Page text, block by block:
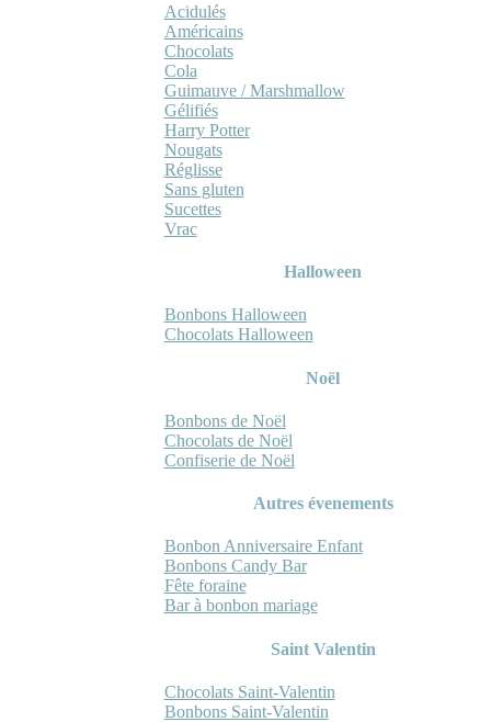
Acidulés
Américains
Chocolats
Cola
Guimauve / Marshmallow
Gélifiés
Harry Potter
Nougats
Réglisse
Sans gluten
Sucettes
Vrac
Halloween
Bonbons Halloween
Chocolats Halloween
Noël
Bonbons de Noël
Chocolats de Noël
Confiserie de Noël
Autres évenements
Bonbon Anniversaire Enfant
Bonbons Candy Bar
Fête foraine
Bar à bonbon mariage
Saint Valentin
Chocolats Saint-Valentin
Bonbons Saint-Valentin